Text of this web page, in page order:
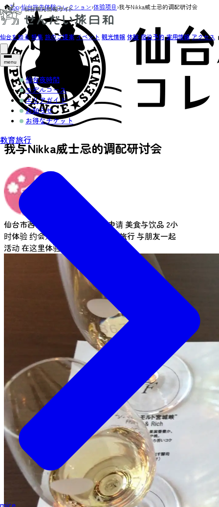
仙台を知る 特集 旅のご提案 イベント 観光情報 体験 宿泊予約 実用情報 アクセス
menu
仙台夜時間
モデルコース
エリアガイド
お知らせ
お得なチケット
教育旅行
mice
Top›仙台旅先体験コレクション›体验项目 ›我与Nikka威士忌的调配研讨会
我与Nikka威士忌的调配研讨会
仙台市西部（作并、定义） 需申请美食与饮品 2小
时体验约会／情侣 一人旅行与朋友一起
活动在这里体验